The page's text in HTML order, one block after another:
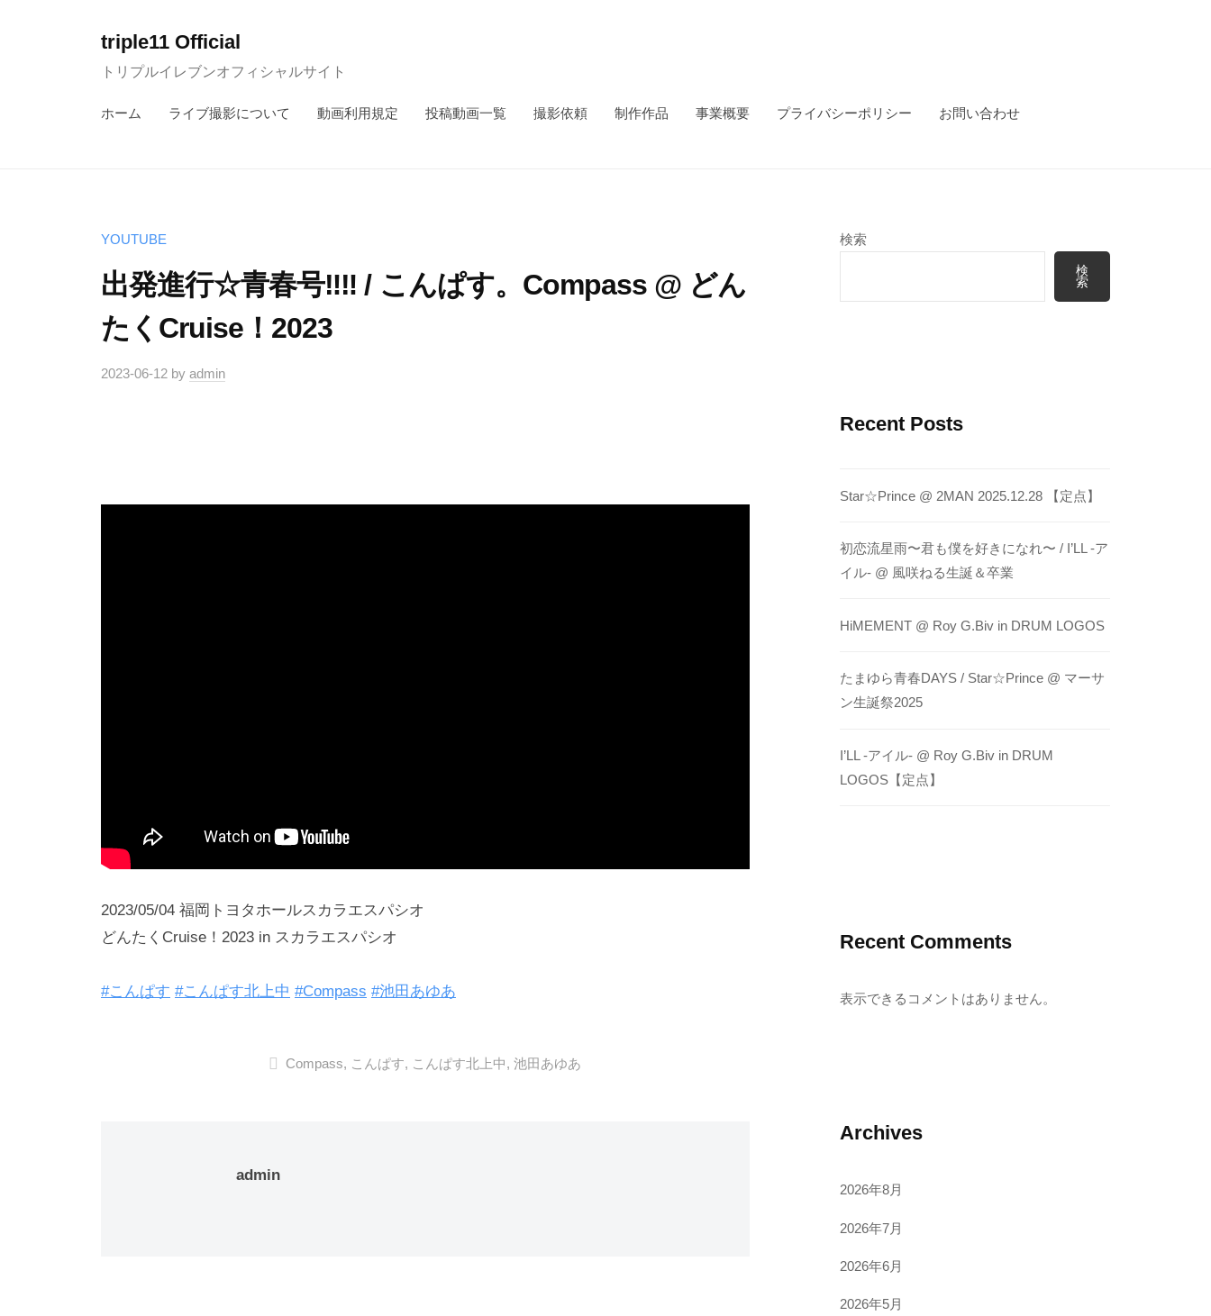
triple11 Official
トリプルイレブンオフィシャルサイト
ホーム ライブ撮影について 動画利用規定 投稿動画一覧 撮影依頼 制作作品 事業概要 プライバシーポリシー お問い合わせ
YOUTUBE
出発進行☆青春号‼︎‼︎ / こんぱす。Compass @ どん
たくCruise！2023
2023-06-12 by admin
2023/05/04 福岡トヨタホールスカラエスパシオ
どんたくCruise！2023 in スカラエスパシオ
#こんぱす #こんぱす北上中 #Compass #池田あゆあ
Compass, こんぱす, こんぱす北上中,池田あゆあ
admin
検索
検
索
Recent Posts
Star☆Prince @ 2MAN 2025.12.28 【定点】
初恋流星雨〜君も僕を好きになれ〜 / I’LL -ア
イル- @ 風咲ねる生誕＆卒業
HiMEMENT @ Roy G.Biv in DRUM LOGOS
たまゆら青春DAYS / Star☆Prince @ マーサ
ン生誕祭2025
I’LL -アイル- @ Roy G.Biv in DRUM
LOGOS【定点】
Recent Comments
表示できるコメントはありません。
Archives
2026年8月
2026年7月
2026年6月
2026年5月